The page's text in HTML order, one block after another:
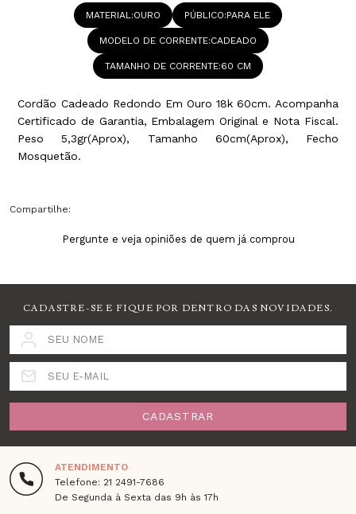
Cordão Cadeado Redondo Em Ouro 18k 60cm. Acompanha
Certificado de Garantia, Embalagem Original e Nota Fiscal.
Peso 5,3gr(Aprox), Tamanho 60cm(Aprox), Fecho
Mosquetão.
MATERIAL OURO PÚBLICO PARA ELE
MODELO DE CORRENTE CADEADO
TAMANHO DE CORRENTE 60 CM
Compartilhe:
Pergunte e veja opiniões de quem já comprou
CADASTRE-SE E FIQUE POR DENTRO DAS NOVIDADES.
SEU NOME
SEU E-MAIL
CADASTRAR
ATENDIMENTO
Telefone: 21 2491-7686
De Segunda à Sexta das 9h às 17h